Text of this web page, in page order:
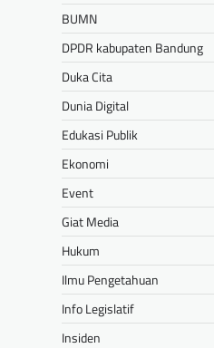
BUMN
DPDR kabupaten Bandung
Duka Cita
Dunia Digital
Edukasi Publik
Ekonomi
Event
Giat Media
Hukum
Ilmu Pengetahuan
Info Legislatif
Insiden